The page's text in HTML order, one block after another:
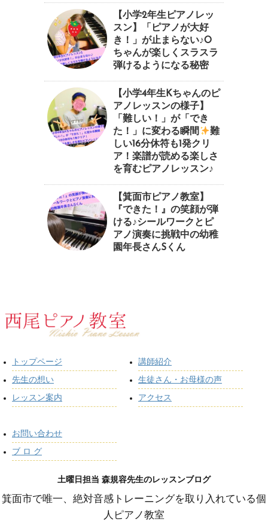
【小学2年生ピアノレッ
スン】「ピアノが大好
き！」が止まらない♪O
ちゃんが楽しくスラスラ
弾けるようになる秘密
【小学4年生Kちゃんのピ
アノレッスンの様子】
「難しい！」が「でき
た！」に変わる瞬間
⁠難
しい16分休符も1発クリ
ア！楽譜が読める楽しさ
を育むピアノレッスン♪⁠
【箕面市ピアノ教室】
『できた！』の笑顔が弾
ける♪シールワークとピ
アノ演奏に挑戦中の幼稚
園年長さんSくん
トップページ
先生の想い
レッスン案内
講師紹介
生徒さん・お母様の声
アクセス
お問い合わせ
ブ ロ グ
土曜日担当 森規容先生のレッスンブログ
箕面市で唯一、絶対音感トレーニングを取り入れている個
人ピアノ教室